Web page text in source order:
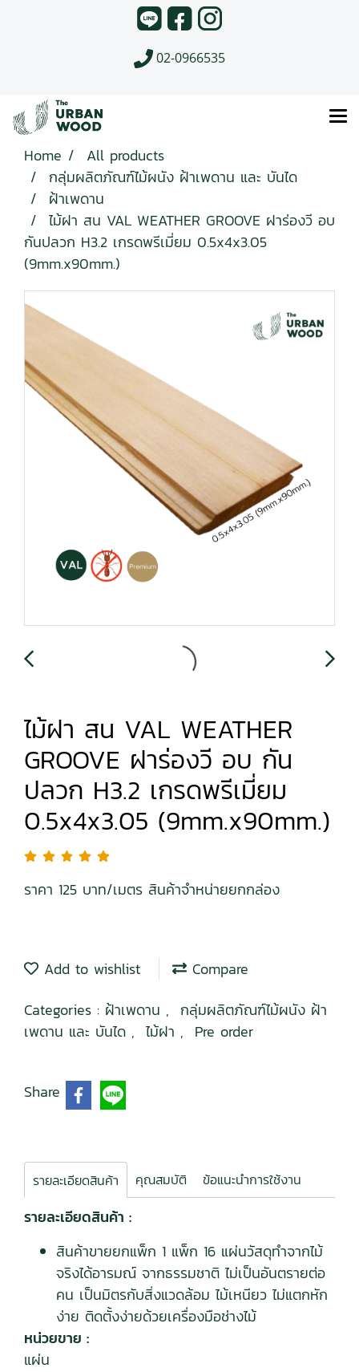
02-0966535
Home
All products
กลุ่มผลิตภัณฑ์ไม้ผนัง ฝ้าเพดาน และ บันได
ฝ้าเพดาน
ไม้ฝา สน VAL WEATHER GROOVE ฝาร่องวี อบ
กันปลวก H3.2 เกรดพรีเมี่ยม 0.5x4x3.05
(9mm.x90mm.)
ไม้ฝา สน VAL WEATHER
GROOVE ฝาร่องวี อบ กัน
ปลวก H3.2 เกรดพรีเมี่ยม
0.5x4x3.05 (9mm.x90mm.)
ราคา 125 บาท/เมตร สินค้าจำหน่ายยกกล่อง
Add to wishlist
Compare
Categories : ฝ้าเพดาน , กลุ่มผลิตภัณฑ์ไม้ผนัง ฝ้า
เพดาน และ บันได , ไม้ฝา , Pre order
Share
รายละเอียดสินค้า คุณสมบัติ ข้อแนะนำการใช้งาน
รายละเอียดสินค้า :
สินค้าขายยกแพ็ก 1 แพ็ก 16 แผ่นวัสดุทำจากไม้
จริงได้อารมณ์ จากธรรมชาติ ไม่เป็นอันตรายต่อ
คน เป็นมิตรกับสิ่งแวดล้อม ไม้เหนียว ไม่แตกหัก
ง่าย ติดตั้งง่ายด้วยเครื่องมือช่างไม้
หน่วยขาย :
แผ่น